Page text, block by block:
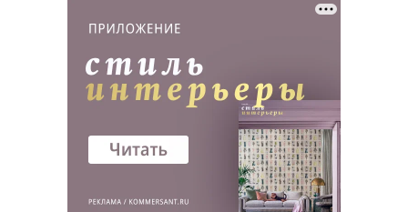
Реклама в «Ъ» www.kommersant.ru/ad